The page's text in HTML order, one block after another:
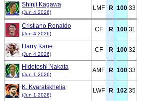
Shinji Kagawa
(Jun 4 2026)
LMF R 100 33
Cristiano Ronaldo
(Jun 4 2026)
CF R 100 31
Harry Kane
(Jun 4 2026)
CF R 100 32
Hidetoshi Nakata
(Jun 1 2026)
AMF R 100 33
K. Kvaratskhelia
(Jun 1 2026)
LWF R 102 35